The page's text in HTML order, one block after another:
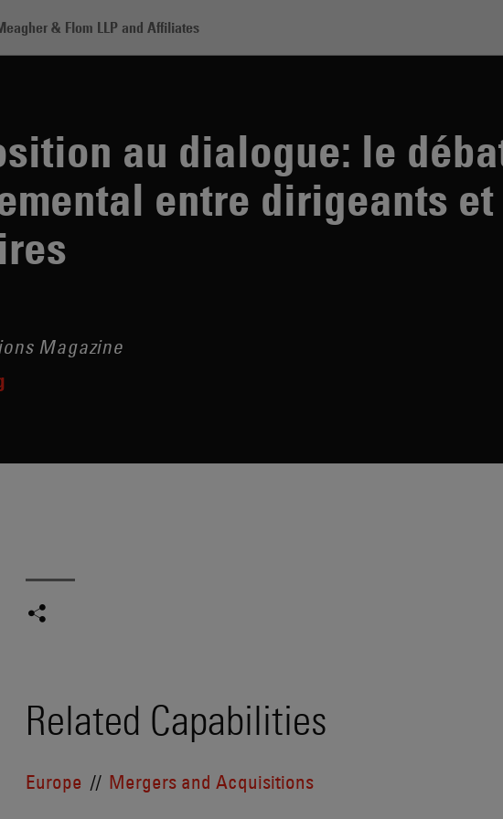
& Flom LLP and Affiliates
au dialogue: le
entre dirigeants et
Magazine
Related Capabilities
Europe Mergers and Acquisitions